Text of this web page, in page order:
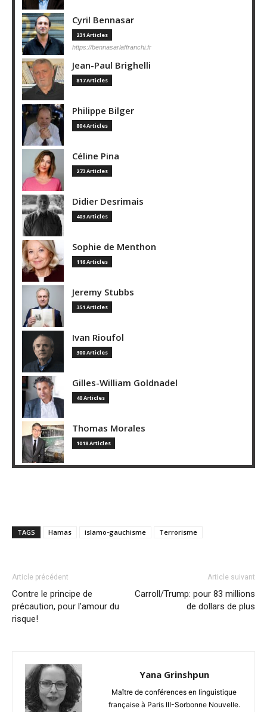
Cyril Bennasar
231 Articles
https://bennasarlaffranchi.fr
Jean-Paul Brighelli
817 Articles
Philippe Bilger
804 Articles
Céline Pina
273 Articles
Didier Desrimais
403 Articles
Sophie de Menthon
116 Articles
Jeremy Stubbs
351 Articles
Ivan Rioufol
300 Articles
Gilles-William Goldnadel
40 Articles
Thomas Morales
1018 Articles
TAGS Hamas islamo-gauchisme Terrorisme
Article précédent
Contre le principe de
précaution, pour l’amour du
risque!
Article suivant
Carroll/Trump: pour 83 millions
de dollars de plus
Yana Grinshpun
Maître de conférences en linguistique
française à Paris III-Sorbonne Nouvelle.